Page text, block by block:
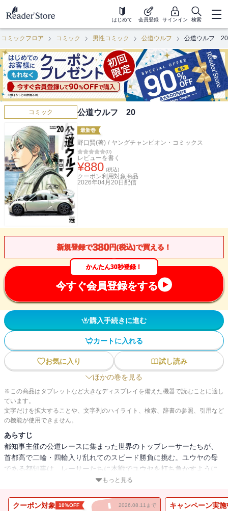
はじめて 会員登録 サインイン 検索
コミックフロア コミック 男性コミック 公道ウルフ 公道ウルフ 20
コミック 公道ウルフ 20
最新巻
野口賢(著) / ヤングチャンピオン・コミックス
(0)
レビューを書く
¥880 (税込)
クーポン利用対象商品
2026年04月20日 配信
新規登録で380円(税込)で買える！
かんたん30秒登録！
今すぐ会員登録をする
購入手続きに進む
カートに入れる
お気に入り
試し読み
ほかの巻を見る
※この商品はタブレットなど大きなディスプレイを備えた機器で読むことに適し
ています。
文字だけを拡大することや、文字列のハイライト、検索、辞書の参照、引用など
の機能が使用できません。
あらすじ
都知事主催の公道レースに集まった世界のトップレーサーたちが、
首都高で二輪・四輪入り乱れてのスピード勝負に挑む。ユウヤの母
である都知事は、レーサーたちに本戦でユウヤを打ち負かすように
もっと見る
クーポン対象 10%OFF 2026.08.11まで キャンペーン実施